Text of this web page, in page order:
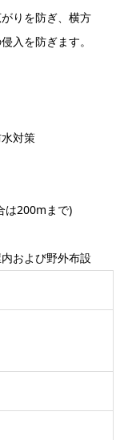
りを防ぎ、横方
入を防ぎます。
対策
は200mまで)
および野外布設